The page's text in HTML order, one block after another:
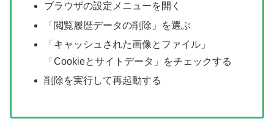
ブラウザの設定メニューを開く
「閲覧履歴データの削除」を選ぶ
「キャッシュされた画像とファイル」
「Cookieとサイトデータ」をチェックする
削除を実行して再起動する